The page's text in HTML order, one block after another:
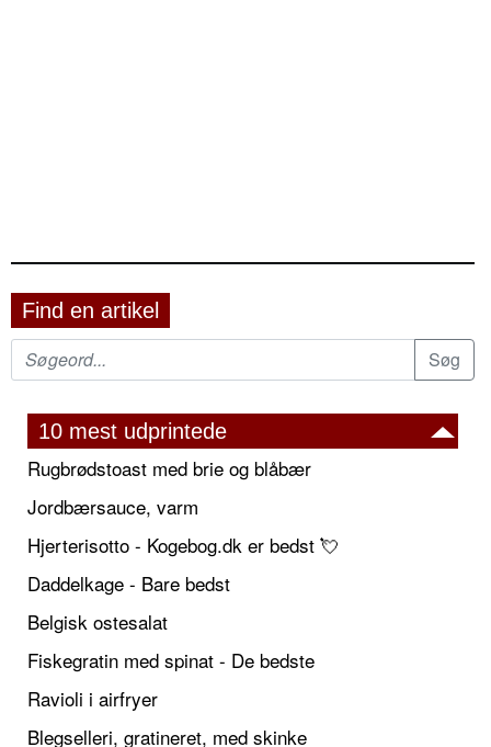
Find en artikel
10 mest udprintede
Rugbrødstoast med brie og blåbær
Jordbærsauce, varm
Hjerterisotto - Kogebog.dk er bedst 💘
Daddelkage - Bare bedst
Belgisk ostesalat
Fiskegratin med spinat - De bedste
Ravioli i airfryer
Blegselleri, gratineret, med skinke